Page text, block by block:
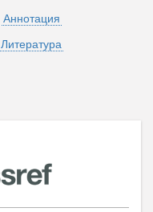
Аннотация
Литература